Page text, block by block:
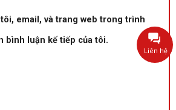
tôi, email, và trang web trong trình
bình luận kế tiếp của tôi.
Liên hệ